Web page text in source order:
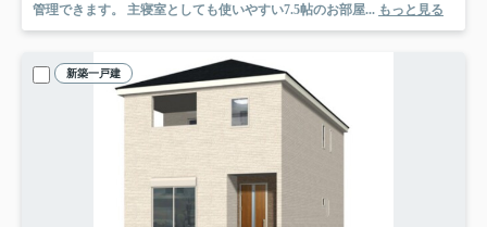
管理できます。 主寝室としても使いやすい7.5帖のお部屋... もっと見る
新築一戸建